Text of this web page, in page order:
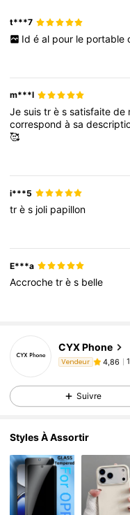
t***7
Id é al pour le portable
m***l
Jesuistrèssatisfaitede
correspondàsa
🥰
i***5
très joli papillon
E***a
Accrochetrès belle
CYX Phone
Vendeur
4,86
j***8
Suivre
Styles À Assortir